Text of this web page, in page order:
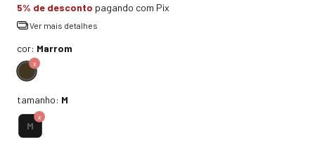
5% de desconto pagando com Pix
Ver mais detalhes
cor: Marrom
tamanho: M
M